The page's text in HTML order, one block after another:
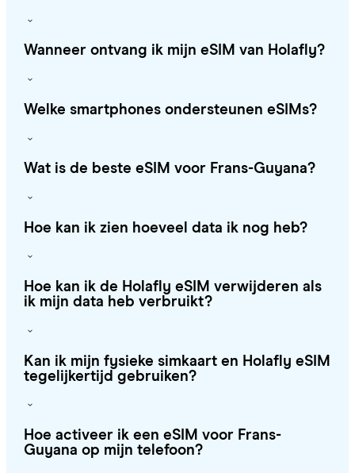
Wanneer ontvang ik mijn eSIM van Holafly?
Welke smartphones ondersteunen eSIMs?
Wat is de beste eSIM voor Frans-Guyana?
Hoe kan ik zien hoeveel data ik nog heb?
Hoe kan ik de Holafly eSIM verwijderen als
ik mijn data heb verbruikt?
Kan ik mijn fysieke simkaart en Holafly eSIM
tegelijkertijd gebruiken?
Hoe activeer ik een eSIM voor Frans-
Guyana op mijn telefoon?